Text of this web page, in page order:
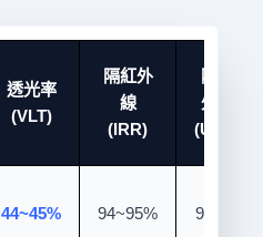
透光率
(VLT)
隔紅外
線
(IRR)
隔紫
外線
(UVR)
44~45% 94~95% 99.9%